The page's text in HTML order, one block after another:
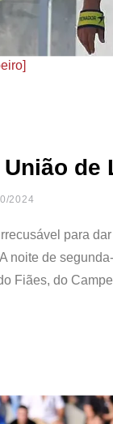
de
2024
para
noite de
Fiães, do